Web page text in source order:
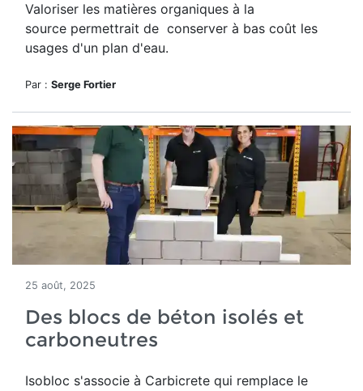
Valoriser les matières organiques à la
source permettrait de conserver à bas coût les
usages d'un plan d'eau.
Par : Serge Fortier
25 août, 2025
Des blocs de béton isolés et
carboneutres
Isobloc s'associe à Carbicrete qui remplace le